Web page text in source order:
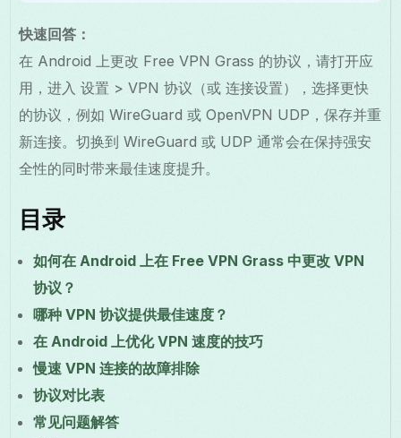
快速回答：
在 Android 上更改 Free VPN Grass 的协议，请打开应
用，进入 设置 > VPN 协议（或 连接设置），选择更快
的协议，例如 WireGuard 或 OpenVPN UDP，保存并重
新连接。切换到 WireGuard 或 UDP 通常会在保持强安
全性的同时带来最佳速度提升。
目录
如何在 Android 上在 Free VPN Grass 中更改 VPN
协议？
哪种 VPN 协议提供最佳速度？
在 Android 上优化 VPN 速度的技巧
慢速 VPN 连接的故障排除
协议对比表
常见问题解答